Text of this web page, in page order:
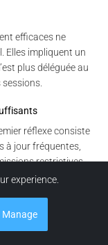
efficaces ne
Elles impliquent un
plus déléguée au
réflexe consiste
à jour fréquentes,
restrictives,
Ces mesures
ne reposent
experience.
Manage